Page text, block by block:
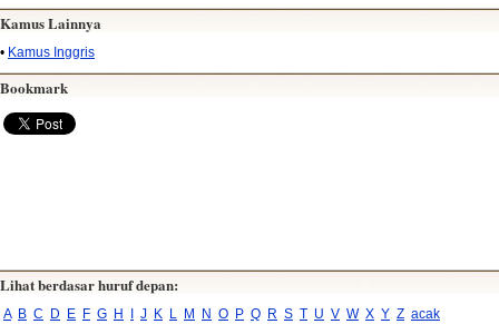
Kamus Lainnya
• Kamus Inggris
Bookmark
Lihat berdasar huruf depan:
A B C D E F G H I J K L M N O P Q R S T U V W X Y Z acak